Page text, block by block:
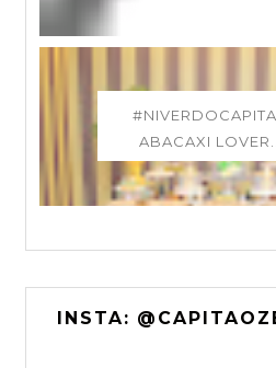
ABACAXI LOVER...
INSTA: